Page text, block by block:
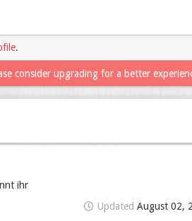
.
consider upgrading for a better
ihr
Updated August 02,